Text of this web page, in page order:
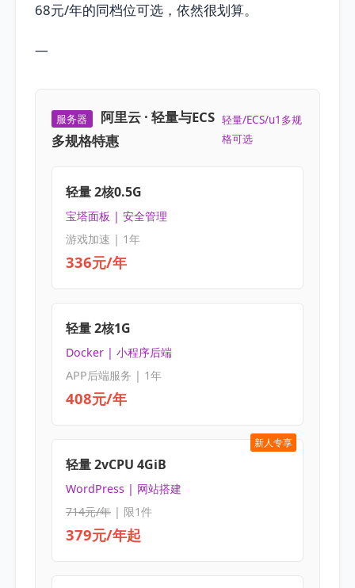
68元/年的同档位可选，依然很划算。
—
服务器
阿里云 · 轻量与ECS
多规格特惠
轻量/ECS/u1多规
格可选
轻量 2核0.5G
宝塔面板 | 安全管理
游戏加速 | 1年
336元/年
轻量 2核1G
Docker | 小程序后端
APP后端服务 | 1年
408元/年
新人专享
轻量 2vCPU 4GiB
WordPress | 网站搭建
714元/年| 限1件
379元/年起